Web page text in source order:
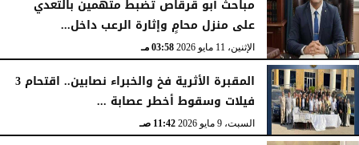
مباحث أبو قرقاص تضبط متهمين بالتعدي
على منزل محامٍ وإثارة الرعب داخل...
الإثنين، 11 مايو 2026 03:58 مـ
المقبرة الأثرية فخ والخبراء نصابين.. اقتحام 3
فيلات وسقوط أخطر عصابة ...
السبت، 9 مايو 2026 11:42 صـ